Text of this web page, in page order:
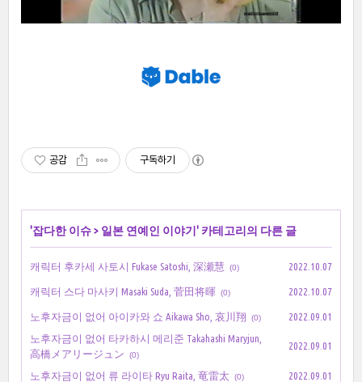
공감 구독하기
'잡다한 이슈> 일본 연예인 이야기 ' 카테고리의 다른 글
캐릭터 후카세 사토시 Fukase Satoshi, 深瀬慧 (0) 2022.10.07
캐릭터 스다 마사키 Masaki Suda, 菅田将暉 (0) 2022.10.07
노후자금이 없어 아이카와 쇼 Aikawa Sho, 哀川翔 (0)
2022.09.01
노후자금이 없어 타카하시 메리준 Takahashi Maryjun,
高橋メアリージュン
(0)
2022.09.01
노후자금이 없어 류 라이타 Ryu Raita, 竜雷太 (0) 2022.09.01